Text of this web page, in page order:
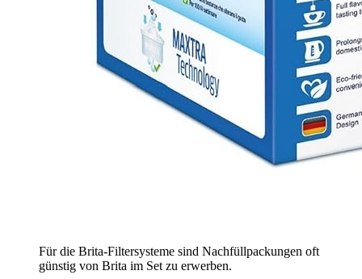
Für die Brita-Filtersysteme sind Nachfüllpackungen oft
günstig von Brita im Set zu erwerben.